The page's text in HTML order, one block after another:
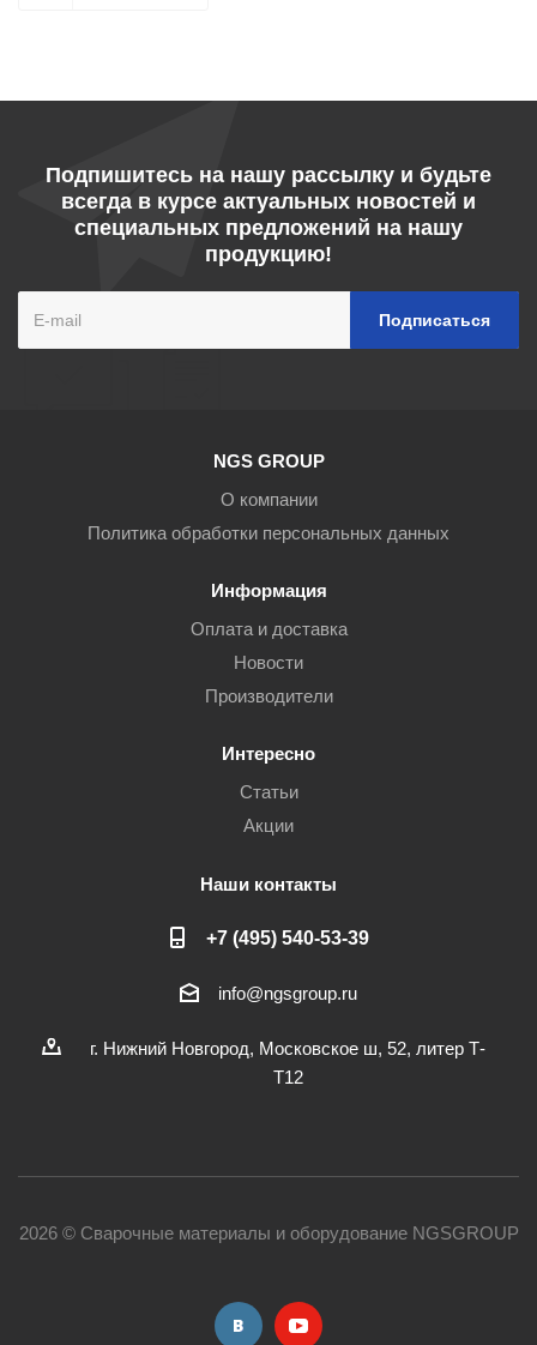
Подпишитесь на нашу рассылку и будьте
всегда в курсе актуальных новостей и
специальных предложений на нашу
продукцию!
NGS GROUP
О компании
Политика обработки персональных данных
Информация
Оплата и доставка
Новости
Производители
Интересно
Статьи
Акции
Наши контакты
+7 (495) 540-53-39
info@ngsgroup.ru
г. Нижний Новгород, Московское ш, 52, литер Т-
Т12
2026 © Сварочные материалы и оборудование NGSGROUP